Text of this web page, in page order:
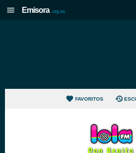
Emisora .org.es
FAVORITOS